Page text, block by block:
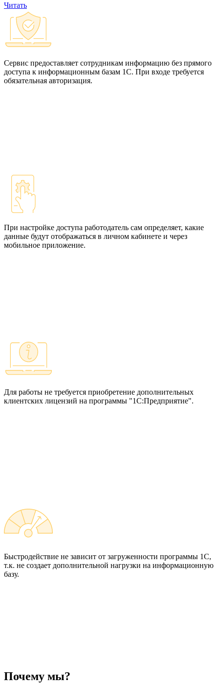
Читать
Сервис предоставляет сотрудникам информацию без прямого
доступа к информационным базам 1С. При входе требуется
обязательная авторизация.
При настройке доступа работодатель сам определяет, какие
данные будут отображаться в личном кабинете и через
мобильное приложение.
Для работы не требуется приобретение дополнительных
клиентских лицензий на программы "1С:Предприятие".
Быстродействие не зависит от загруженности программы 1С,
т.к. не создает дополнительной нагрузки на информационную
базу.
Почему мы?